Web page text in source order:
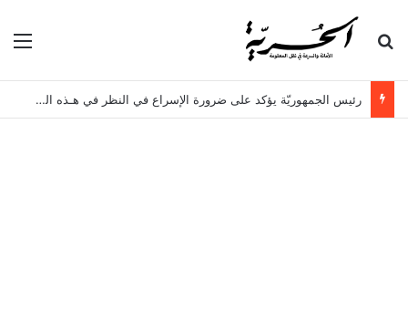
بحث عن
رئيس الجمهوريّة يؤكد على ضرورة الإسراع في النظر في هـذه الملفات